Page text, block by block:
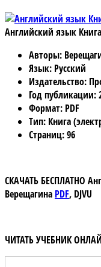
Английский язык
Авторы:
Язык: Русский
Издательство:
Год публикации:
Формат: PDF
Тип: Книга
Страниц: 96
СКАЧАТЬ БЕСПЛАТНО
Верещагина PDF, DJVU
ЧИТАТЬ УЧЕБНИК